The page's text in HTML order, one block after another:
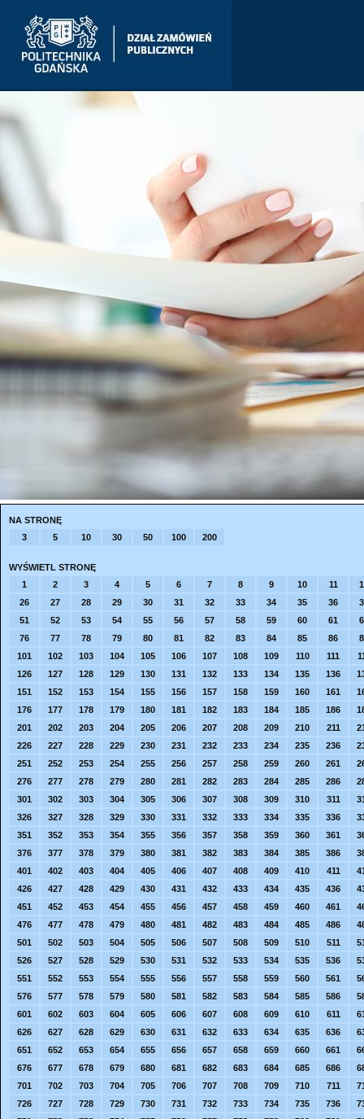
NA STRONĘ
3
5 10 30 50 100 200
WYŚWIETL STRONĘ
1
2 3 4 5 6 7 8 9 10 11
26
27 28 29 30 31 32 33 34 35 36
51
52 53 54 55 56 57 58 59 60 61
76
77 78 79 80 81 82 83 84 85 86
101
102 103 104 105 106 107 108 109 110 111
126
127 128 129 130 131 132 133 134 135 136
151
152 153 154 155 156 157 158 159 160 161
176
177 178 179 180 181 182 183 184 185 186
201
202 203 204 205 206 207 208 209 210 211
226
227 228 229 230 231 232 233 234 235 236
251
252 253 254 255 256 257 258 259 260 261
276
277 278 279 280 281 282 283 284 285 286
301
302 303 304 305 306 307 308 309 310 311
326
327 328 329 330 331 332 333 334 335 336
351
352 353 354 355 356 357 358 359 360 361
376
377 378 379 380 381 382 383 384 385 386
401
402 403 404 405 406 407 408 409 410 411
426
427 428 429 430 431 432 433 434 435 436
451
452 453 454 455 456 457 458 459 460 461
476
477 478 479 480 481 482 483 484 485 486
501
502 503 504 505 506 507 508 509 510 511
526
527 528 529 530 531 532 533 534 535 536
551
552 553 554 555 556 557 558 559 560 561
576
577 578 579 580 581 582 583 584 585 586
601
602 603 604 605 606 607 608 609 610 611
626
627 628 629 630 631 632 633 634 635 636
651
652 653 654 655 656 657 658 659 660 661
676
677 678 679 680 681 682 683 684 685 686
701
702 703 704 705 706 707 708 709 710 711
726
727 728 729 730 731 732 733 734 735 736